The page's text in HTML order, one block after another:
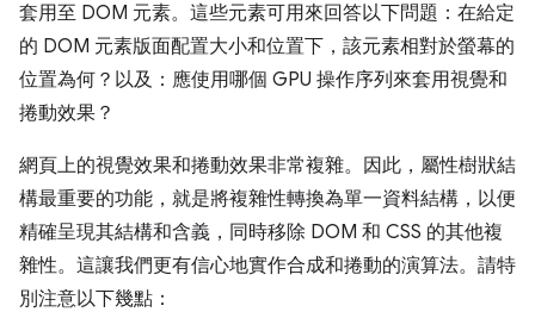
套用至 DOM 元素。這些元素可用來回答以下問題：在給定
的 DOM 元素版面配置大小和位置下，該元素相對於螢幕的
位置為何？以及：應使用哪個 GPU 操作序列來套用視覺和
捲動效果？
網頁上的視覺效果和捲動效果非常複雜。因此，屬性樹狀結
構最重要的功能，就是將複雜性轉換為單一資料結構，以便
精確呈現其結構和含義，同時移除 DOM 和 CSS 的其他複
雜性。這讓我們更有信心地實作合成和捲動的演算法。請特
別注意以下幾點：